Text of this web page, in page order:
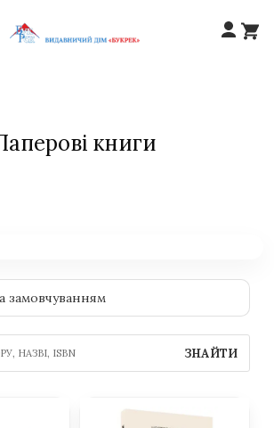
книги
ЗНАЙТИ